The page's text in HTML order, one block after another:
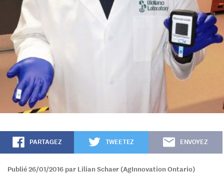
PARTAGEZ TWEETEZ ENVOYEZ
Publié 26/01/2016 par Lilian Schaer (AgInnovation Ontario)